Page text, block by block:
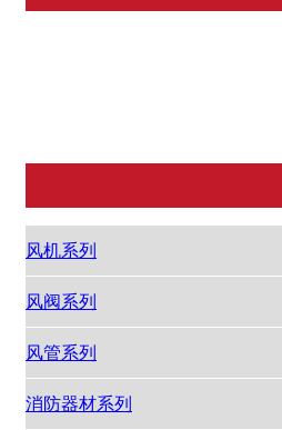
风机系列
风阀系列
风管系列
消防器材系列